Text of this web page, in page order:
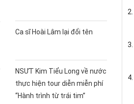
Ca sĩ Hoài Lâm lại đổi tên
NSƯT Kim Tiểu Long về nước
thực hiện tour diễn miễn phí
“Hành trình từ trái tim”